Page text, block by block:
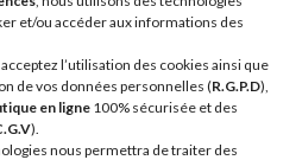
et/ou accéder aux informations des
acceptez l’utilisation des cookies ainsi que
de vos données personnelles (R.G.P.D),
en ligne 100% sécurisée et des
).
nous permettra de traiter des